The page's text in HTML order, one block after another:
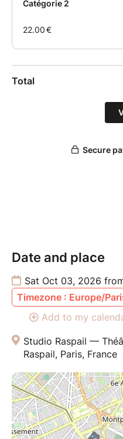
Date and place
Sat Oct 03, 2026
Timezone : Europe/
Add to my
Studio Raspail —
Raspail, Paris, France